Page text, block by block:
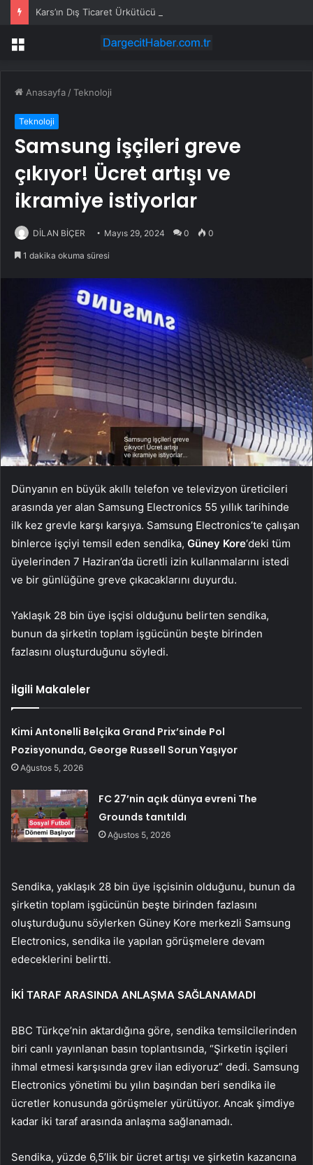
Kars’ın Dış Ticaret Ürkütücü Düşüşü
Menü
Anasayfa /Teknoloji
Teknoloji
Samsung işçileri greve
çıkıyor! Ücret artışı ve
ikramiye istiyorlar
DİLAN BİÇER Mayıs 29, 2024 0 0
1 dakika okuma süresi
Dünyanın en büyük akıllı telefon ve televizyon üreticileri
arasında yer alan Samsung Electronics 55 yıllık tarihinde
ilk kez grevle karşı karşıya. Samsung Electronics’te çalışan
binlerce işçiyi temsil eden sendika, Güney Kore‘deki tüm
üyelerinden 7 Haziran’da ücretli izin kullanmalarını istedi
ve bir günlüğüne greve çıkacaklarını duyurdu.
Yaklaşık 28 bin üye işçisi olduğunu belirten sendika,
bunun da şirketin toplam işgücünün beşte birinden
fazlasını oluşturduğunu söyledi.
İlgili Makaleler
Kimi Antonelli Belçika Grand Prix’sinde Pol
Pozisyonunda, George Russell Sorun Yaşıyor
Ağustos 5, 2026
FC 27’nin açık dünya evreni The
Grounds tanıtıldı
Ağustos 5, 2026
Sendika, yaklaşık 28 bin üye işçisinin olduğunu, bunun da
şirketin toplam işgücünün beşte birinden fazlasını
oluşturduğunu söylerken Güney Kore merkezli Samsung
Electronics, sendika ile yapılan görüşmelere devam
edeceklerini belirtti.
İKİ TARAF ARASINDA ANLAŞMA SAĞLANAMADI
BBC Türkçe’nin aktardığına göre, sendika temsilcilerinden
biri canlı yayınlanan basın toplantısında, “Şirketin işçileri
ihmal etmesi karşısında grev ilan ediyoruz” dedi. Samsung
Electronics yönetimi bu yılın başından beri sendika ile
ücretler konusunda görüşmeler yürütüyor. Ancak şimdiye
kadar iki taraf arasında anlaşma sağlanamadı.
Sendika, yüzde 6,5’lik bir ücret artışı ve şirketin kazancına